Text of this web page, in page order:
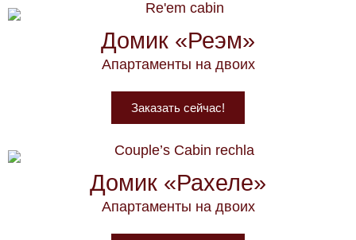
Домик «Реэм»
Апартаменты на двоих
Заказать сейчас!
Домик «Рахеле»
Апартаменты на двоих